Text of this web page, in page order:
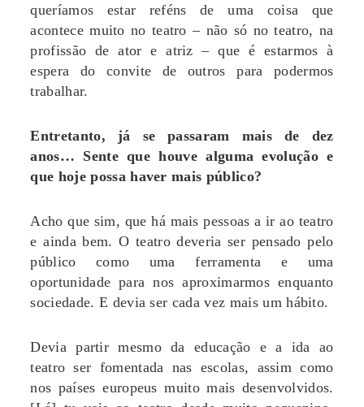
queríamos estar reféns de uma coisa que
acontece muito no teatro – não só no teatro, na
profissão de ator e atriz – que é estarmos à
espera do convite de outros para podermos
trabalhar.
Entretanto, já se passaram mais de dez
anos… Sente que houve alguma evolução e
que hoje possa haver mais público?
Acho que sim, que há mais pessoas a ir ao teatro
e ainda bem. O teatro deveria ser pensado pelo
público como uma ferramenta e uma
oportunidade para nos aproximarmos enquanto
sociedade. E devia ser cada vez mais um hábito.
Devia partir mesmo da educação e a ida ao
teatro ser fomentada nas escolas, assim como
nos países europeus muito mais desenvolvidos.